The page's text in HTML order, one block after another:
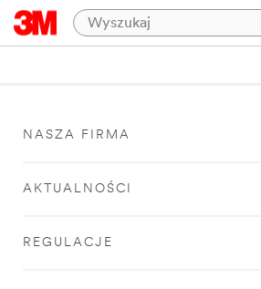
NASZA FIRMA
AKTUALNOŚCI
REGULACJE